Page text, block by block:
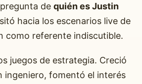
de quién es Justin
hacia los escenarios live de
como referente indiscutible.
juegos de estrategia. Creció
ingeniero, fomentó el interés